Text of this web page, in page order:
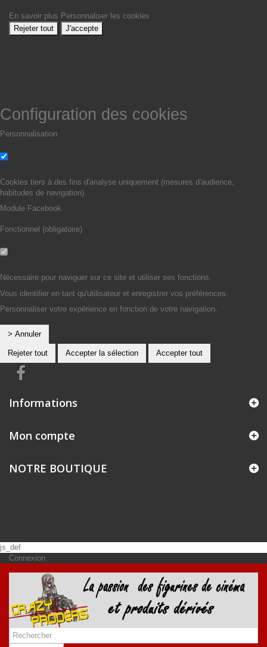
En savoir plus Personnaliser les cookies
Rejeter tout
J'accepte
Configuration des cookies
Personnalisation
Cookies tiers à des fins d'analyse uniquement (mesures d'audience,
habitudes de navigation).
Module Facebook
Fonctionnel (obligatoire)
Nécessaire pour naviguer sur ce site et utiliser ses fonctions.
Vous identifier en tant qu'utilisateur et enregistrer vos préférences.
Personnaliser votre expérience en fonction de votre navigation.
> Annuler
Rejeter tout Accepter la sélection Accepter tout
Informations
Mon compte
NOTRE BOUTIQUE
js_def
Connexion